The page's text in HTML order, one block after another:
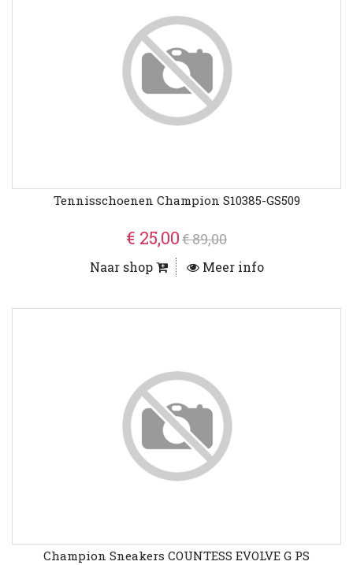
Tennisschoenen Champion S10385-GS509
€ 25,00€ 89,00
Naar shop Meer info
Champion Sneakers COUNTESS EVOLVE G PS